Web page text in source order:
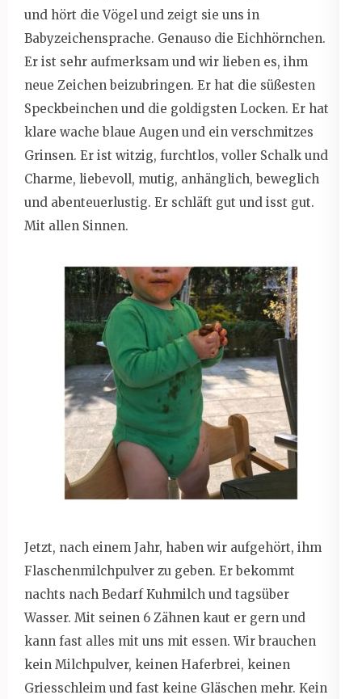
und hört die Vögel und zeigt sie uns in
Babyzeichensprache. Genauso die Eichhörnchen.
Er ist sehr aufmerksam und wir lieben es, ihm
neue Zeichen beizubringen. Er hat die süßesten
Speckbeinchen und die goldigsten Locken. Er hat
klare wache blaue Augen und ein verschmitzes
Grinsen. Er ist witzig, furchtlos, voller Schalk und
Charme, liebevoll, mutig, anhänglich, beweglich
und abenteuerlustig. Er schläft gut und isst gut.
Mit allen Sinnen.
Jetzt, nach einem Jahr, haben wir aufgehört, ihm
Flaschenmilchpulver zu geben. Er bekommt
nachts nach Bedarf Kuhmilch und tagsüber
Wasser. Mit seinen 6 Zähnen kaut er gern und
kann fast alles mit uns mit essen. Wir brauchen
kein Milchpulver, keinen Haferbrei, keinen
Griesschleim und fast keine Gläschen mehr. Kein